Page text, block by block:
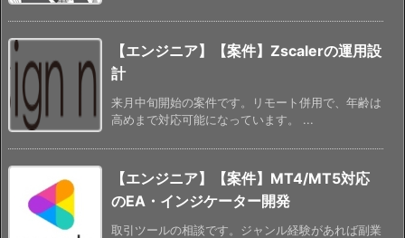
【エンジニア】【案件】Zscalerの運用設
計
来月中旬開始の案件です。リモート併用で、年齢は
高めまで対応可能になっています。 ...
【エンジニア】【案件】MT4/MT5対応
のEA・インジケーター開発
取引ツールの相談です。ジャンル経験があれば副業